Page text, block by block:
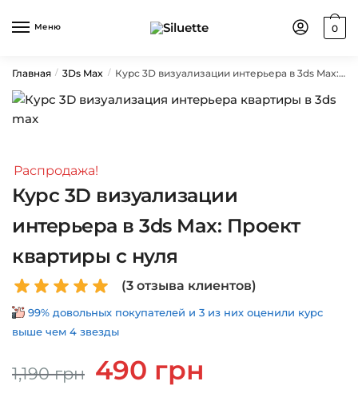
Меню 0
Главная / 3Ds Max / Курс 3D визуализации интерьера в 3ds Max: Проект квартиры с нуля
Распродажа!
Курс 3D визуализации
интерьера в 3ds Max: Проект
квартиры с нуля
(3отзыва клиентов)
99% довольных покупателей и 3 из них оценили курс
выше чем 4 звезды
1,190грн
Первоначальная
цена
490 грн